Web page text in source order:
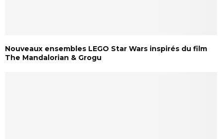
Nouveaux ensembles LEGO Star Wars inspirés du film
The Mandalorian & Grogu